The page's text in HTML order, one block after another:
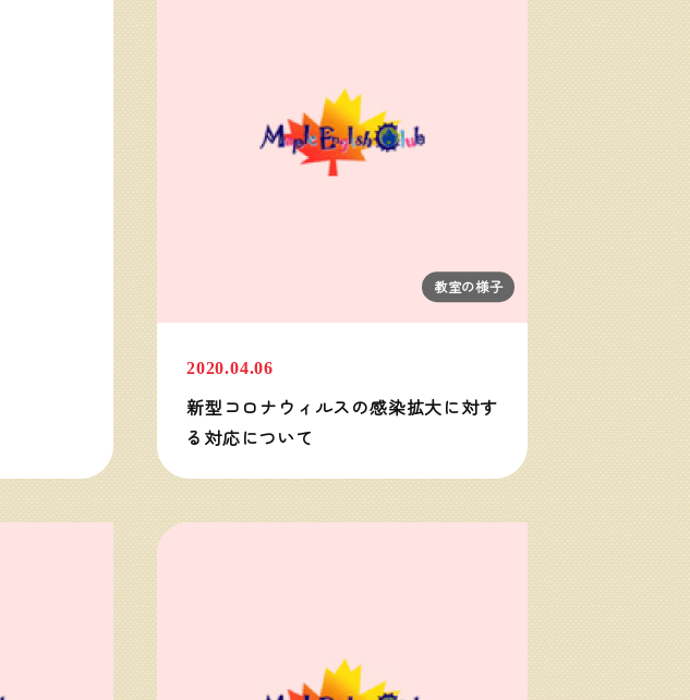
2020.04.06
教室の様子
新型コロナウィルスの感染拡大に対す
る対応について